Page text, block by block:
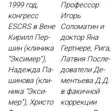
1999 год,
конгресс
ESCRS в Вене
Ки­рилл Пер­
шин (кли­ника
“Эк­си­мер”),
На­деж­да Па­
шино­ва (кли­
ника “Эк­си­
мер”), Хрис­то
Профессор
Игорь
Соломатин и
доктор Яна
Гертнере, Рига,
Латвия Пос­ле­
дова­тели Де­
менть­ева Д.Д.
в фа­кич­ной
кор­рекции